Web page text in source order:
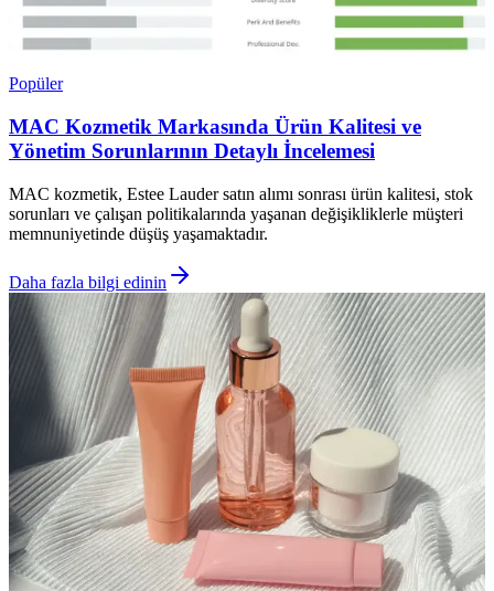
Popüler
MAC Kozmetik Markasında Ürün Kalitesi ve
Yönetim Sorunlarının Detaylı İncelemesi
MAC kozmetik, Estee Lauder satın alımı sonrası ürün kalitesi, stok
sorunları ve çalışan politikalarında yaşanan değişikliklerle müşteri
memnuniyetinde düşüş yaşamaktadır.
Daha fazla bilgi edinin